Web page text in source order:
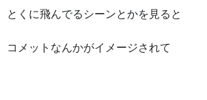
とくに飛んでるシーンとかを見ると
コメットなんかがイメージされて